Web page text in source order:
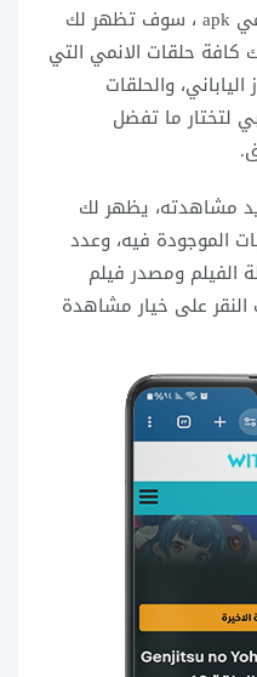
بعد الانتهاء من تحميل وايت انمي apk ، سوف تظهر لك
كافة حلقات الانمي التي
والحلقات
لتختار ما تفضل
مشاهدته، يظهر لك
الموجودة فيه، وعدد
الفيلم ومصدر فيلم
النقر على خيار مشاهدة